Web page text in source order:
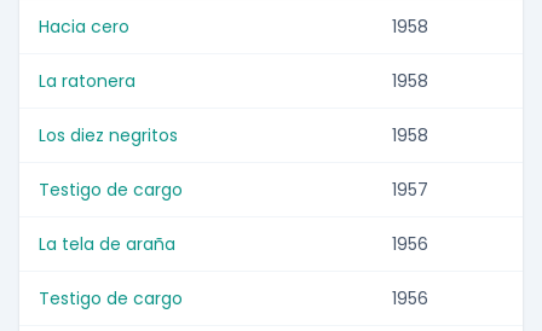
Hacia cero 1958
La ratonera 1958
Los diez negritos 1958
Testigo de cargo 1957
La tela de araña 1956
Testigo de cargo 1956